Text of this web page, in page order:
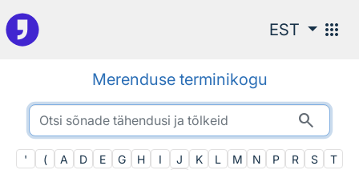
Otsingu juurde
EST apps
Merenduse terminikogu
search
' ( A D E G H I J K L M N P R S
T